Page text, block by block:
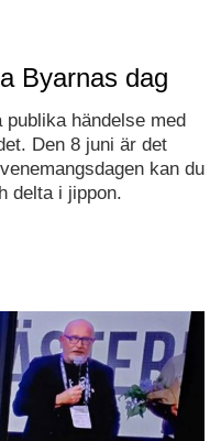
Byarnas dag
händelse med
Den 8 juni är det
kan du
delta i jippon.